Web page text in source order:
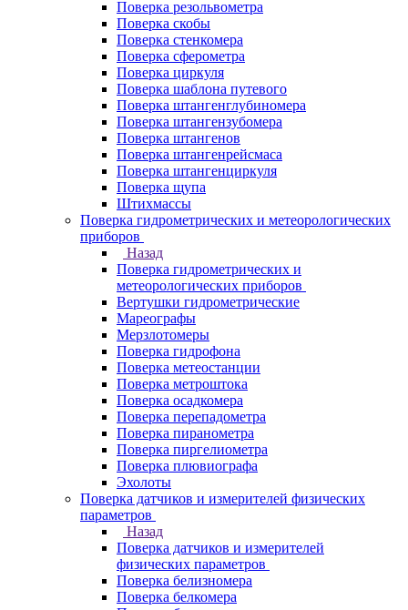
Поверка резольвометра
Поверка скобы
Поверка стенкомера
Поверка сферометра
Поверка циркуля
Поверка шаблона путевого
Поверка штангенглубиномера
Поверка штангензубомера
Поверка штангенов
Поверка штангенрейсмаса
Поверка штангенциркуля
Поверка щупа
Штихмассы
Поверка гидрометрических и метеорологических
приборов
Назад
Поверка гидрометрических и
метеорологических приборов
Вертушки гидрометрические
Мареографы
Мерзлотомеры
Поверка гидрофона
Поверка метеостанции
Поверка метроштока
Поверка осадкомера
Поверка перепадометра
Поверка пиранометра
Поверка пиргелиометра
Поверка плювиографа
Эхолоты
Поверка датчиков и измерителей физических
параметров
Назад
Поверка датчиков и измерителей
физических параметров
Поверка белизномера
Поверка белкомера